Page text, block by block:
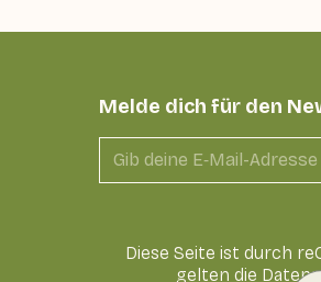
Melde dich für den
Diese Seite ist durch
gelten die